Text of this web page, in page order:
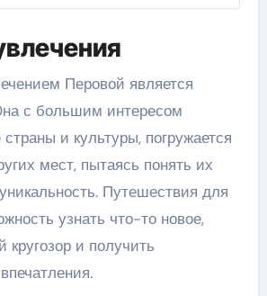
Перовой является
с большим интересом
и культуры, погружается
мест, пытаясь понять их
Путешествия для
узнать что-то новое,
кругозор и получить